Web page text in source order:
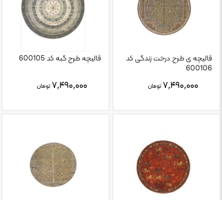
قالیچه ی طرح درخت زندگی کد
600106
۷,۴۹۰,۰۰۰ تومان
قالیچه طرح گبه کد 600105
۷,۴۹۰,۰۰۰ تومان